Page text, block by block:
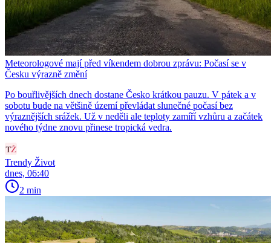
Meteorologové mají před víkendem dobrou zprávu: Počasí se v
Česku výrazně změní
Po bouřlivějších dnech dostane Česko krátkou pauzu. V pátek a v
sobotu bude na většině území převládat slunečné počasí bez
výraznějších srážek. Už v neděli ale teploty zamíří vzhůru a začátek
nového týdne znovu přinese tropická vedra.
Trendy Život
dnes, 06:40
2 min